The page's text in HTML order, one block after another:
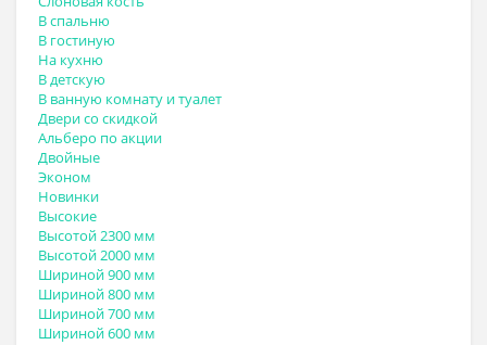
В спальню
В гостиную
На кухню
В детскую
В ванную комнату и туалет
Двери со скидкой
Альберо по акции
Двойные
Эконом
Новинки
Высокие
Высотой 2300 мм
Высотой 2000 мм
Шириной 900 мм
Шириной 800 мм
Шириной 700 мм
Шириной 600 мм